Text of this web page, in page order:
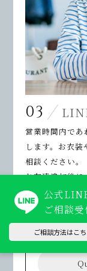
公式
ご相談受
ご相談方法はこ
03
営業時間内であ
します。お衣
相談ください。
お友達追加後に